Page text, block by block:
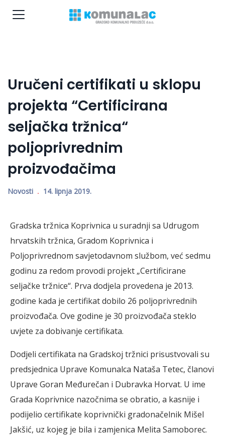
Uručeni certifikati u sklopu
projekta “Certificirana
seljačka tržnica“
poljoprivrednim
proizvođačima
Novosti 14. lipnja 2019.
Gradska tržnica Koprivnica u suradnji sa Udrugom
hrvatskih tržnica, Gradom Koprivnica i
Poljoprivrednom savjetodavnom službom, već sedmu
godinu za redom provodi projekt „Certificirane
seljačke tržnice“. Prva dodjela provedena je 2013.
godine kada je certifikat dobilo 26 poljoprivrednih
proizvođača. Ove godine je 30 proizvođača steklo
uvjete za dobivanje certifikata.
Dodjeli certifikata na Gradskoj tržnici prisustvovali su
predsjednica Uprave Komunalca Nataša Tetec, članovi
Uprave Goran Međurečan i Dubravka Horvat. U ime
Grada Koprivnice nazočnima se obratio, a kasnije i
podijelio certifikate koprivnički gradonačelnik Mišel
Jakšić, uz kojeg je bila i zamjenica Melita Samoborec.